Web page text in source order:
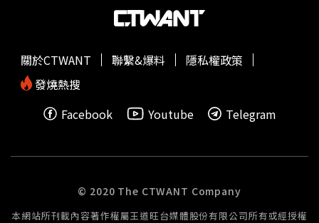
放，但被竊的阿波羅畫廊仍維持關閉。法國文化界對連串竊
案表示震驚，呼籲政府加強全國博物館的安全防護，防止珍
關於CTWANT 聯繫&爆料
隱私權政策
發燒熱搜
Facebook
Youtube Telegram
© 2020 The CTWANT Company
本網站所刊載內容著作權屬王道旺台媒體股份有限公司所有或經授權